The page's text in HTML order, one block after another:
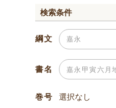
検索条件
綱文
書名
巻号